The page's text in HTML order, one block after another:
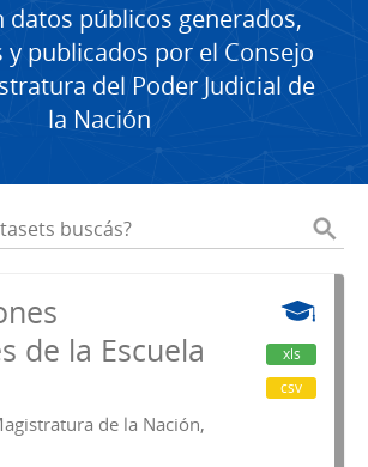
datos públicos generados,
y publicados por el Consejo
del Poder Judicial de
la Nación
de la Escuela
de la Nación,
xls
csv